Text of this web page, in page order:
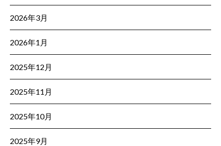
2026年3月
2026年1月
2025年12月
2025年11月
2025年10月
2025年9月